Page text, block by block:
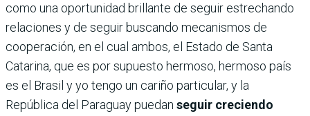
como una oportunidad brillante de seguir estrechando
relaciones y de seguir buscando mecanismos de
cooperación, en el cual ambos, el Estado de Santa
Catarina, que es por supuesto hermoso, hermoso país
es el Brasil y yo tengo un cariño particular, y la
República del Paraguay puedan seguir creciendo